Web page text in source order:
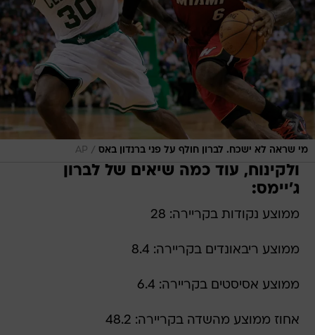
מי שראה לא ישכח. לברון חולף על פני ברנדון באס /
AP
ולקינוח, עוד כמה שיאים של לברון
ג'יימס:
ממוצע נקודות בקריירה: 28
ממוצע ריבאונדים בקריירה: 8.4
ממוצע אסיסטים בקריירה: 6.4
אחוז ממוצע מהשדה בקריירה: 48.2